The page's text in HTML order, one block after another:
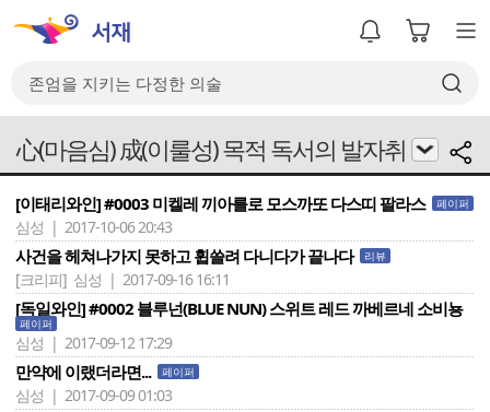
心(마음심) 成(이룰성) 목적 독서의 발자취
[이태리와인] #0003 미켈레 끼아를로 모스까또 다스띠 팔라스 페이퍼
심성 | 2017-10-06 20:43
사건을 헤쳐나가지 못하고 휩쓸려 다니다가 끝나다 리뷰
[크리피] 심성 | 2017-09-16 16:11
[독일와인] #0002 블루넌(BLUE NUN) 스위트 레드 까베르네 소비뇽
페이퍼
심성 | 2017-09-12 17:29
만약에 이랬더라면... 페이퍼
심성 | 2017-09-09 01:03